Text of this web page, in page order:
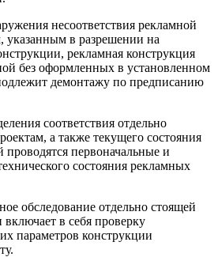
несоответствия рекламной
указанным в разрешении на
рекламная конструкция
без оформленных в установленном
демонтажу по предписанию
соответствия отдельно
а также текущего состояния
первоначальные и
состояния рекламных
обследование отдельно стоящей
в себя проверку
параметров конструкции